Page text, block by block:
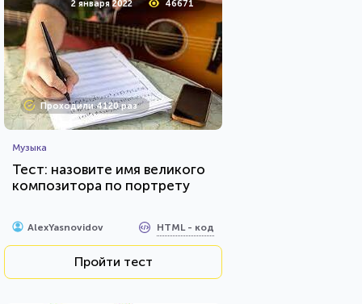
2 января 2022 46671
Проходили 4120 раз
Музыка
Тест: назовите имя великого
композитора по портрету
AlexYasnovidov HTML - код
Пройти тест